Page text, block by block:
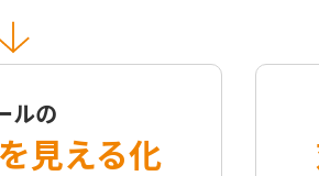
ルの
見える化